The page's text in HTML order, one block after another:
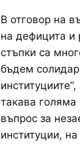
В отговор на
на дефицита и
стъпки са
бъдем
такава голяма
въпрос за
институции,